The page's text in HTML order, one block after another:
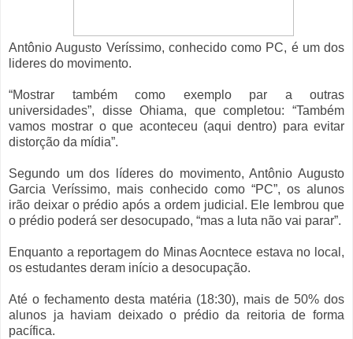
Antônio Augusto Veríssimo, conhecido como PC, é um dos
lideres do movimento.
“Mostrar também como exemplo par a outras
universidades”, disse Ohiama, que completou: “Também
vamos mostrar o que aconteceu (aqui dentro) para evitar
distorção da mídia”.
Segundo um dos líderes do movimento, Antônio Augusto
Garcia Veríssimo, mais conhecido como “PC”, os alunos
irão deixar o prédio após a ordem judicial. Ele lembrou que
o prédio poderá ser desocupado, “mas a luta não vai parar”.
Enquanto a reportagem do Minas Aocntece estava no local,
os estudantes deram início a desocupação.
Até o fechamento desta matéria (18:30), mais de 50% dos
alunos ja haviam deixado o prédio da reitoria de forma
pacífica.